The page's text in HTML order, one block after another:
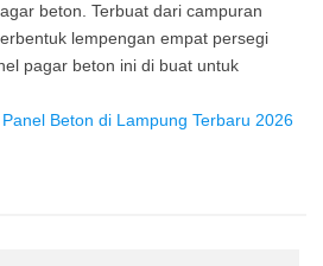
beton. Terbuat dari campuran
lempengan empat persegi
pagar beton ini di buat untuk
Beton di Lampung Terbaru 2026